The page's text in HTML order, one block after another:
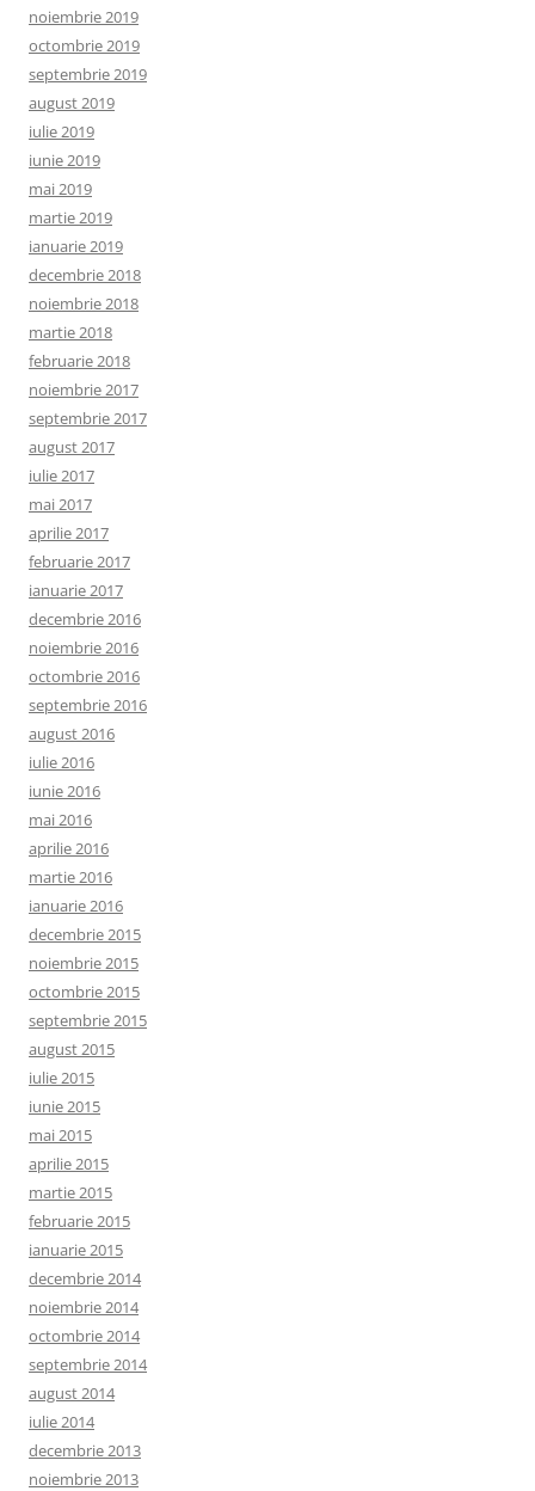
noiembrie 2019
octombrie 2019
septembrie 2019
august 2019
iulie 2019
iunie 2019
mai 2019
martie 2019
ianuarie 2019
decembrie 2018
noiembrie 2018
martie 2018
februarie 2018
noiembrie 2017
septembrie 2017
august 2017
iulie 2017
mai 2017
aprilie 2017
februarie 2017
ianuarie 2017
decembrie 2016
noiembrie 2016
octombrie 2016
septembrie 2016
august 2016
iulie 2016
iunie 2016
mai 2016
aprilie 2016
martie 2016
ianuarie 2016
decembrie 2015
noiembrie 2015
octombrie 2015
septembrie 2015
august 2015
iulie 2015
iunie 2015
mai 2015
aprilie 2015
martie 2015
februarie 2015
ianuarie 2015
decembrie 2014
noiembrie 2014
octombrie 2014
septembrie 2014
august 2014
iulie 2014
decembrie 2013
noiembrie 2013